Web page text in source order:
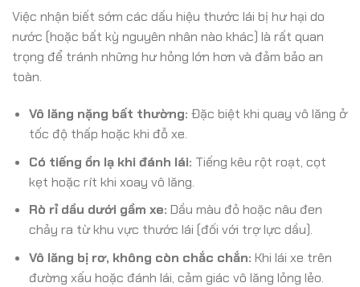
Việc nhận biết sớm các dấu hiệu thước lái bị hư hại do
nước (hoặc bất kỳ nguyên nhân nào khác) là rất quan
trọng để tránh những hư hỏng lớn hơn và đảm bảo an
toàn.
Vô lăng nặng bất thường: Đặc biệt khi quay vô lăng ở
tốc độ thấp hoặc khi đỗ xe.
Có tiếng ồn lạ khi đánh lái: Tiếng kêu rột roạt, cọt
kẹt hoặc rít khi xoay vô lăng.
Rò rỉ dầu dưới gầm xe: Dầu màu đỏ hoặc nâu đen
chảy ra từ khu vực thước lái (đối với trợ lực dầu).
Vô lăng bị rơ, không còn chắc chắn: Khi lái xe trên
đường xấu hoặc đánh lái, cảm giác vô lăng lỏng lẻo.